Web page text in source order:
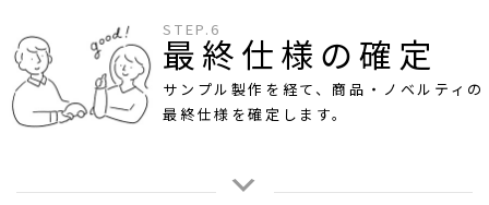
STEP.6
最終仕様の確定
サンプル製作を経て、商品・ノベルティの
最終仕様を確定します。